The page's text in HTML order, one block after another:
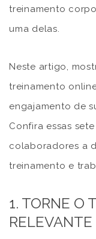
treinamento
uma delas.
Neste artigo,
treinamento
engajamento de
Confira essas
colaboradores a
treinamento e
1. TORNE O
RELEVANTE